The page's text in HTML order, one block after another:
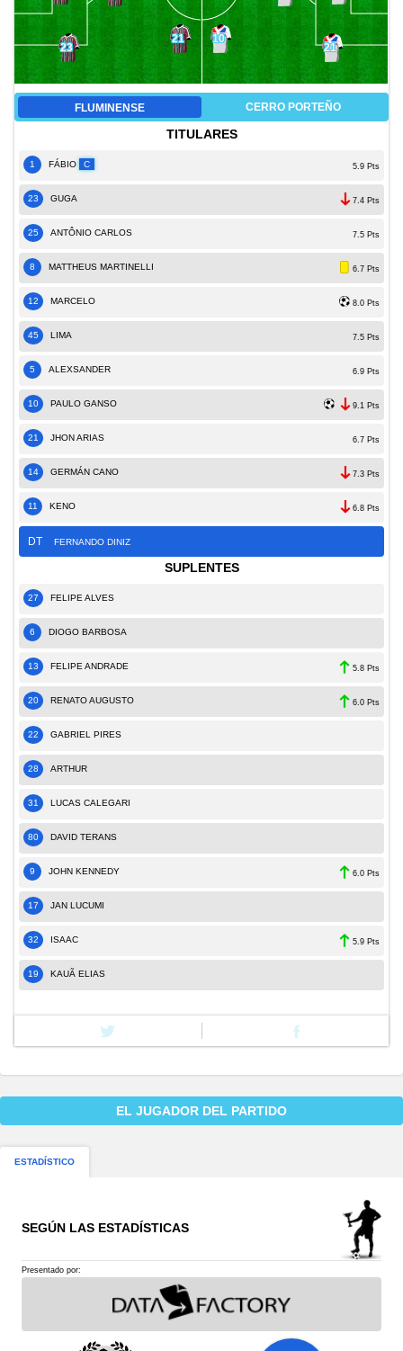
23
21
21
10
FLUMINENSE CERRO PORTEÑO
TITULARES
1 FÁBIO C 5.9 Pts
23 GUGA 7.4 Pts
25 ANTÔNIO CARLOS 7.5 Pts
8 MATTHEUS MARTINELLI 6.7 Pts
12 MARCELO 8.0 Pts
45 LIMA 7.5 Pts
5 ALEXSANDER 6.9 Pts
10 PAULO GANSO 9.1 Pts
21 JHON ARIAS 6.7 Pts
14 GERMÁN CANO 7.3 Pts
11 KENO 6.8 Pts
DT FERNANDO DINIZ
SUPLENTES
27 FELIPE ALVES
6 DIOGO BARBOSA
13 FELIPE ANDRADE 5.8 Pts
20 RENATO AUGUSTO 6.0 Pts
22 GABRIEL PIRES
28 ARTHUR
31 LUCAS CALEGARI
80 DAVID TERANS
9 JOHN KENNEDY 6.0 Pts
17 JAN LUCUMI
32 ISAAC 5.9 Pts
19 KAUÃ ELIAS
EL JUGADOR DEL PARTIDO
ESTADÍSTICO
SEGÚN LAS ESTADÍSTICAS
Presentado por: